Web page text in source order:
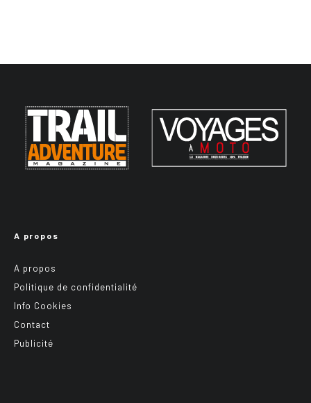
A propos
A propos
Politique de confidentialité
Info Cookies
Contact
Publicité